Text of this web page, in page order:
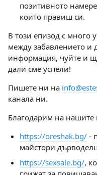
позитивното
които правиш си.
В този епизод с много
между забавлението и
информация, чуйте и
дали сме успели!
Пишете ни на
канала ни.
Благодарим на нашите
https://oreshak.bg/-
майстори
https://sexsale.bg/,